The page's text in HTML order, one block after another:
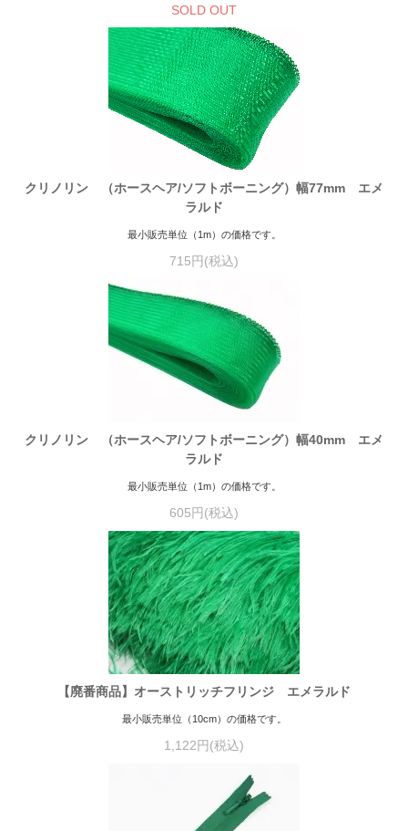
SOLD OUT
クリノリン （ホースヘア/ソフトボーニング）幅77mm エメ
ラルド
最小販売単位（1m）の価格です。
715円(税込)
クリノリン （ホースヘア/ソフトボーニング）幅40mm エメ
ラルド
最小販売単位（1m）の価格です。
605円(税込)
【廃番商品】オーストリッチフリンジ エメラルド
最小販売単位（10cm）の価格です。
1,122円(税込)